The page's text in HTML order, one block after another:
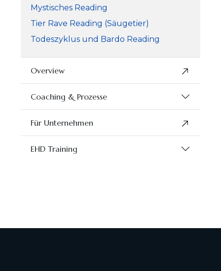
Mystisches Reading
Tier Rave Reading (Säugetier)
Todeszyklus und Bardo Reading
Overview
Coaching & Prozesse
Für Unternehmen
EHD Training